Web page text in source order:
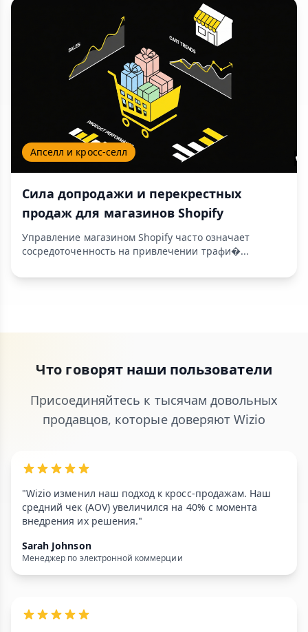
Апселл и кросс-селл
Сила допродажи и перекрестных
продаж для магазинов Shopify
Управление магазином Shopify часто означает
сосредоточенность на привлечении трафи�...
Что говорят наши пользователи
Присоединяйтесь к тысячам довольных
продавцов, которые доверяют Wizio
"Wizio изменил наш подход к кросс-продажам. Наш
средний чек (AOV) увеличился на 40% с момента
внедрения их решения."
Sarah Johnson
Менеджер по электронной коммерции